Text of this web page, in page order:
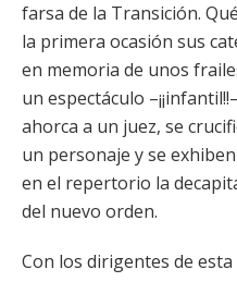
farsa de la Transición.
la primera ocasión sus
en memoria de unos
un espectáculo
ahorca a un juez, se
un personaje y se
en el repertorio la
del nuevo orden.
Con los dirigentes de